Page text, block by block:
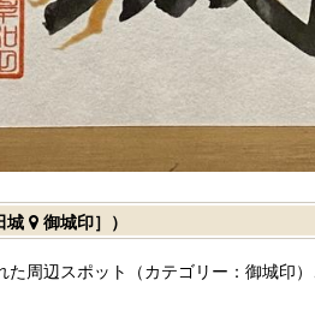
城 御城印］）
周辺スポット（カテゴリー：御城印